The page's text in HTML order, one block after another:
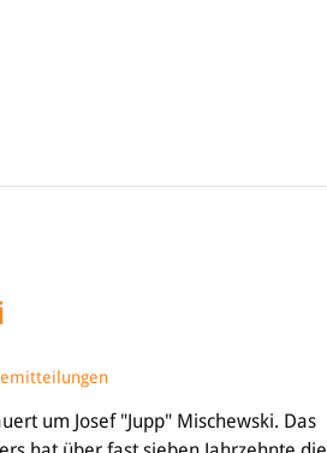
um Josef "Jupp" Mischewski. Das